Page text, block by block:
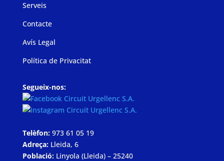
Serveis
Contacte
Avís Legal
Política de Privacitat
Segueix-nos:
Telèfon:973 61 05 19
Adreça:Lleida, 6
Població:Linyola (Lleida) – 25240